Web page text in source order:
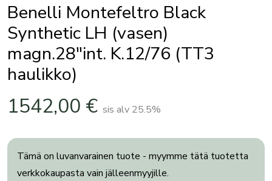
Benelli Montefeltro Black
Synthetic LH (vasen)
magn.28″int. K.12/76 (TT3
haulikko)
1542,00 € sis alv 25.5%
Tämä on luvanvarainen tuote - myymme tätä tuotetta
verkkokaupasta vain jälleenmyyjille.